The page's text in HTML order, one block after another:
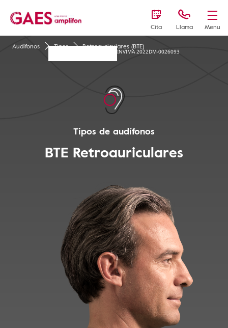
Cita Llama Menu
Audífonos Tipos Retroauriculares (BTE)
Tipos de audífonos
BTE Retroauriculares
INVIMA 2022DM-0026093